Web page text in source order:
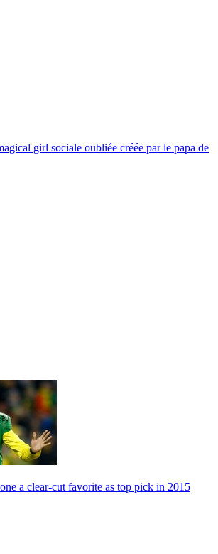
girl sociale oubliée créée par le papa de
a clear-cut favorite as top pick in 2015